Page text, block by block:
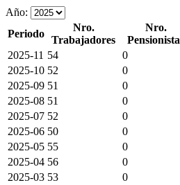
Año:
Periodo
Nro.
Trabajadores
Nro.
2025-11 54 0
2025-10 52 0
2025-09 51 0
2025-08 51 0
2025-07 52 0
2025-06 50 0
2025-05 55 0
2025-04 56 0
2025-03 53 0